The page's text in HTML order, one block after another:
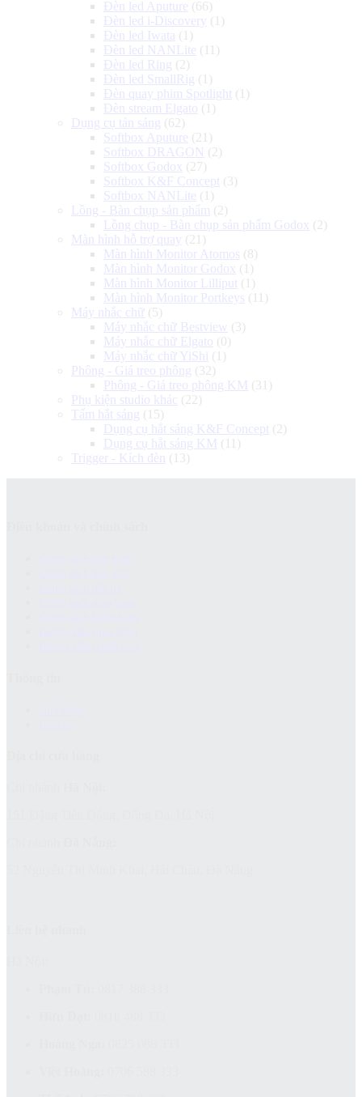
Đèn led Aputure (66)
Đèn led i-Discovery (1)
Đèn led Iwata (1)
Đèn led NANLite (11)
Đèn led Ring (2)
Đèn led SmallRig (1)
Đèn quay phim Spotlight (1)
Đèn stream Elgato (1)
Dụng cụ tản sáng (62)
Softbox Aputure (21)
Softbox DRAGON (2)
Softbox Godox (27)
Softbox K&F Concept (3)
Softbox NANLite (1)
Lồng - Bàn chụp sản phẩm (2)
Lồng chụp - Bàn chụp sản phẩm Godox (2)
Màn hình hỗ trợ quay (21)
Màn hình Monitor Atomos (8)
Màn hình Monitor Godox (1)
Màn hình Monitor Lilliput (1)
Màn hình Monitor Portkeys (11)
Máy nhắc chữ (5)
Máy nhắc chữ Bestview (3)
Máy nhắc chữ Elgato (0)
Máy nhắc chữ YiShi
(1)
Phông - Giá treo phông (32)
Phông - Giá treo phông KM (31)
Phụ kiện studio khác (22)
Tấm hắt sáng (15)
Dụng cụ hắt sáng K&F Concept (2)
Dụng cụ hắt sáng KM (11)
Trigger - Kích đèn
(13)